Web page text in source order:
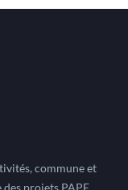
commune et
projets PAPE.